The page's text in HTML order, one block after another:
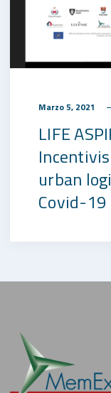
Marzo 5, 2021
LIFE
urban
Covid-19